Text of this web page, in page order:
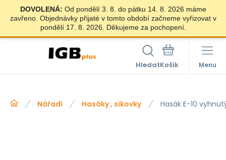
DOVOLENÁ: Od pondělí 3. 8. do pátku 14. 8. 2026 máme
zavřeno. Objednávky přijaté v tomto období začneme vyřizovat v
pondělí 17. 8. 2026. Děkujeme za pochopení.
Hledat Menu
Nářadí Hasáky , sikovky Hasák E-10